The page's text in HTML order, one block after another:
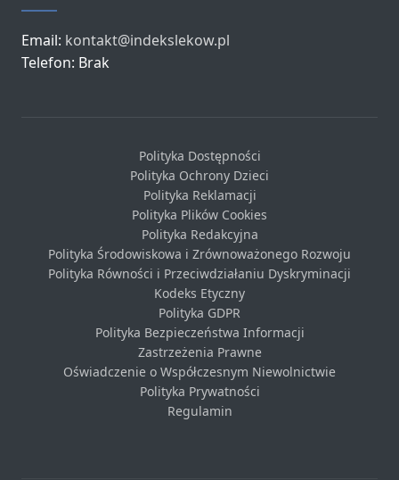
Email: kontakt@indekslekow.pl
Telefon: Brak
Polityka Dostępności
Polityka Ochrony Dzieci
Polityka Reklamacji
Polityka Plików Cookies
Polityka Redakcyjna
Polityka Środowiskowa i Zrównoważonego Rozwoju
Polityka Równości i Przeciwdziałaniu Dyskryminacji
Kodeks Etyczny
Polityka GDPR
Polityka Bezpieczeństwa Informacji
Zastrzeżenia Prawne
Oświadczenie o Współczesnym Niewolnictwie
Polityka Prywatności
Regulamin